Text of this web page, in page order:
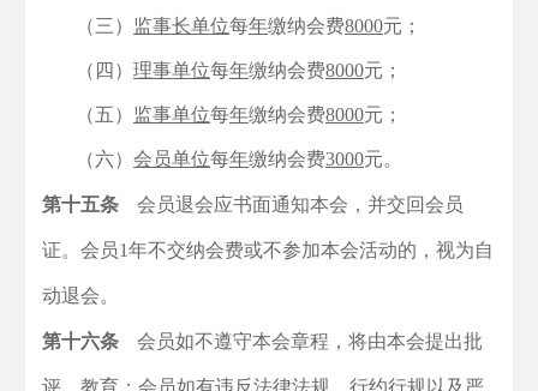
（三） 监事长单位每年缴纳会费8000元；
（四） 理事单位每年缴纳会费8000元；
（五） 监事单位每年缴纳会费8000元；
（六） 会员单位每年缴纳会费3000元。
第十五条 会员退会应书面通知本会，并交回会员
证。会员1年不交纳会费或不参加本会活动的，视为自
动退会。
第十六条 会员如不遵守本会章程，将由本会提出批